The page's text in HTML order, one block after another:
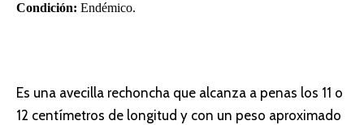
Condición: Endémico.
Es una avecilla rechoncha que alcanza a penas los 11 o
12 centímetros de longitud y con un peso aproximado